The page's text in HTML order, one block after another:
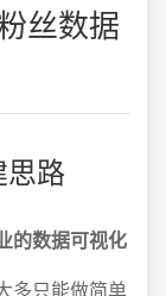
丝数据
路
的数据可视化
多只能做简单